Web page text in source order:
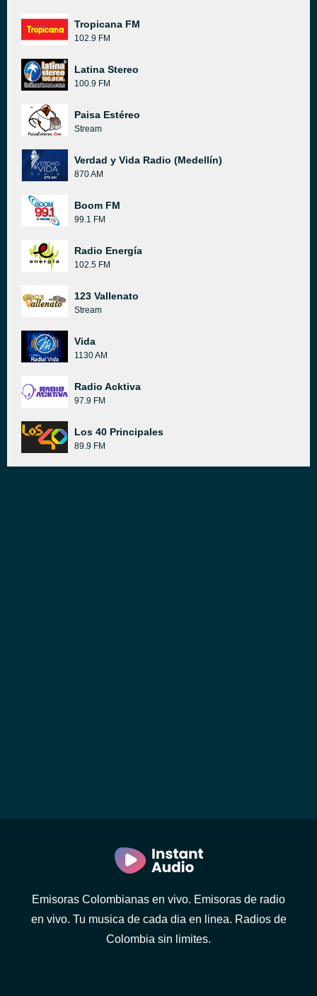
Tropicana FM
102.9 FM
Latina Stereo
100.9 FM
Paisa Estéreo
Stream
Verdad y Vida Radio (Medellín)
870 AM
Boom FM
99.1 FM
Radio Energía
102.5 FM
123 Vallenato
Stream
Vida
1130 AM
Radio Acktiva
97.9 FM
Los 40 Principales
89.9 FM
Emisoras Colombianas en vivo. Emisoras de radio
en vivo. Tu musica de cada dia en linea. Radios de
Colombia sin limites.